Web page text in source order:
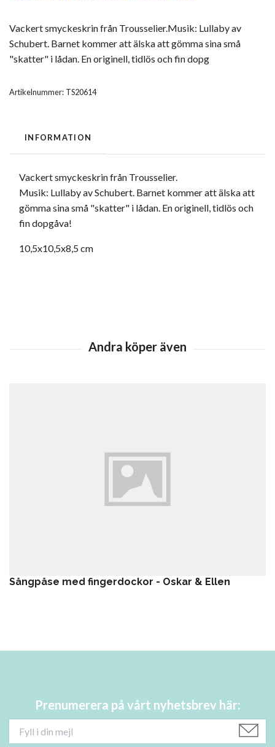
Vackert smyckeskrin från Trousselier.Musik: Lullaby av
Schubert. Barnet kommer att älska att gömma sina små
"skatter" i lådan. En originell, tidlös och fin dopg
Artikelnummer: TS20614
INFORMATION
Vackert smyckeskrin från Trousselier.
Musik: Lullaby av Schubert. Barnet kommer att älska att
gömma sina små "skatter" i lådan. En originell, tidlös och
fin dopgåva!
10,5x10,5x8,5 cm
Sångpåse med fingerdockor - Oskar & Ellen
Prenumerera på vårt nyhetsbrev här: